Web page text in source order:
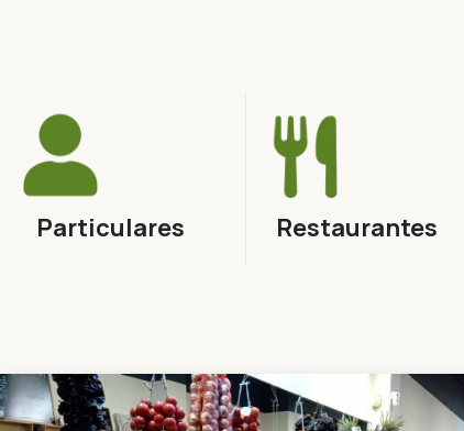
Particulares Restaurantes